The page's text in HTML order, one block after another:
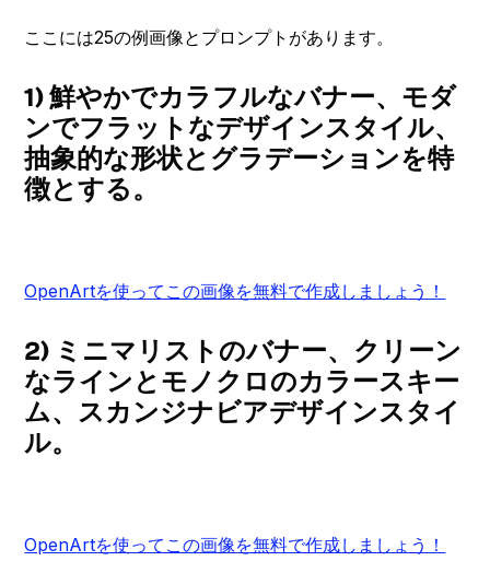
ここには25の例画像とプロンプトがあります。
1) 鮮やかでカラフルなバナー、モダ
ンでフラットなデザインスタイル、
抽象的な形状とグラデーションを特
徴とする。
OpenArtを使ってこの画像を無料で作成しましょう！
2) ミニマリストのバナー、クリーン
なラインとモノクロのカラースキー
ム、スカンジナビアデザインスタイ
ル。
OpenArtを使ってこの画像を無料で作成しましょう！